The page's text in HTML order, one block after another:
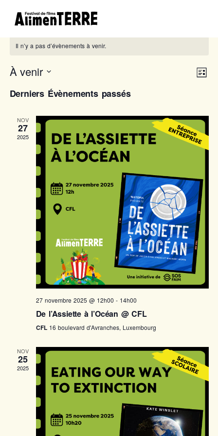
Il n’y a pas d’évènements à venir.
Liste
À venir
une
Derniers Évènements passés
NOV
27
2025
27 novembre 2025 @ 12h00 - 14h00
De l’Assiette à l’Océan @ CFL
CFL 16 boulevard d'Avranches, Luxembourg
NOV
25
2025